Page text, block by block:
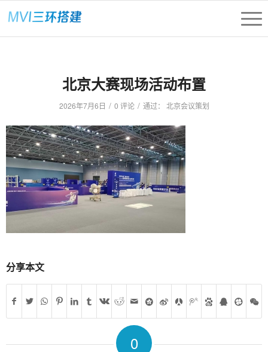
北京大赛现场活动布置
2026年7月6日 / 0 评论 / 通过： 北京会议策划
分享本文
0